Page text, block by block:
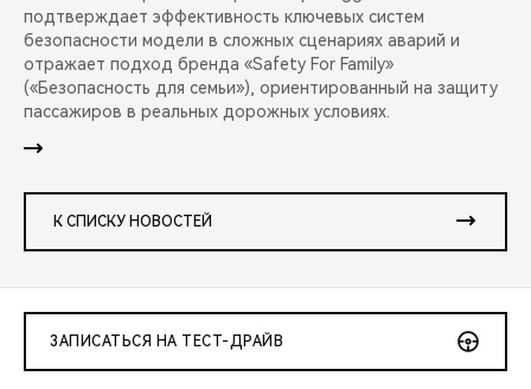
подтверждает эффективность ключевых систем
безопасности модели в сложных сценариях аварий и
отражает подход бренда «Safety For Family»
(«Безопасность для семьи»), ориентированный на защиту
пассажиров в реальных дорожных условиях.
К СПИСКУ НОВОСТЕЙ
ЗАПИСАТЬСЯ НА ТЕСТ-ДРАЙВ